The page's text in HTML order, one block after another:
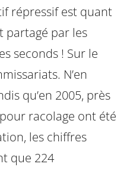
répressif est quant
partagé par les
seconds ! Sur le
N’en
qu’en 2005, près
racolage ont été
les chiffres
que 224